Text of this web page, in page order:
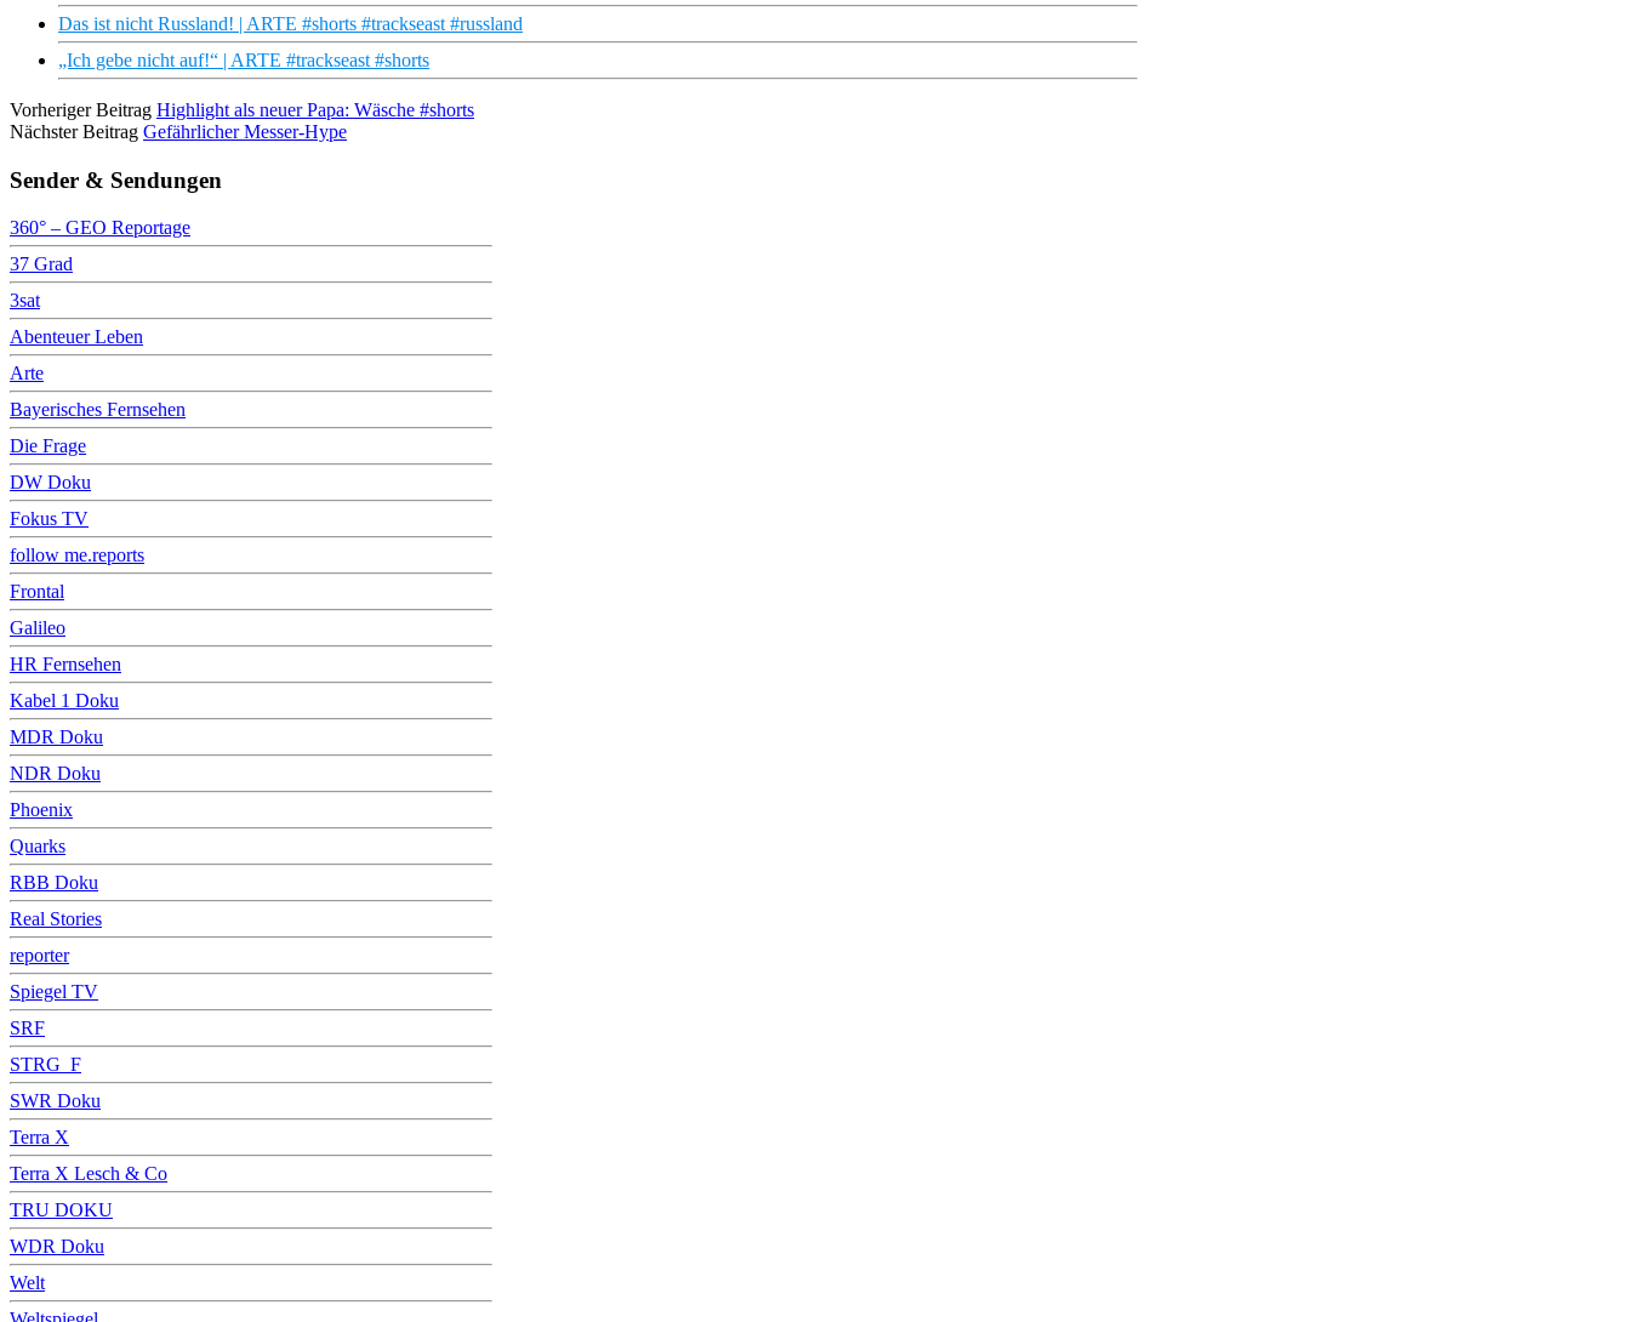
Das ist nicht Russland! | ARTE #shorts #trackseast #russland
„Ich gebe nicht auf!“ | ARTE #trackseast #shorts
Vorheriger Beitrag Highlight als neuer Papa: Wäsche #shorts
Nächster Beitrag Gefährlicher Messer-Hype
Sender & Sendungen
360° – GEO Reportage
37 Grad
3sat
Abenteuer Leben
Arte
Bayerisches Fernsehen
Die Frage
DW Doku
Fokus TV
follow me.reports
Frontal
Galileo
HR Fernsehen
Kabel 1 Doku
MDR Doku
NDR Doku
Phoenix
Quarks
RBB Doku
Real Stories
reporter
Spiegel TV
SRF
STRG_F
SWR Doku
Terra X
Terra X Lesch & Co
TRU DOKU
WDR Doku
Welt